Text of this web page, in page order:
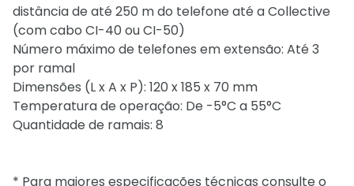
distância de até 250 m do telefone até a Collective
(com cabo CI-40 ou CI-50)
Número máximo de telefones em extensão: Até 3
por ramal
Dimensões (L x A x P): 120 x 185 x 70 mm
Temperatura de operação: De -5°C a 55°C
Quantidade de ramais: 8
* Para maiores especificações técnicas consulte o